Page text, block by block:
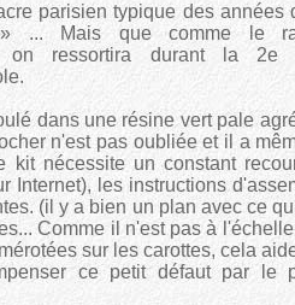
parisien typique des années
... Mais que comme le
on ressortira durant la 2e
dans une résine vert pale
n'est pas oubliée et il a
kit nécessite un constant
Internet), les instructions
(il y a bien un plan avec ce
Comme il n'est pas à
sur les carottes, cela
ce petit défaut par le